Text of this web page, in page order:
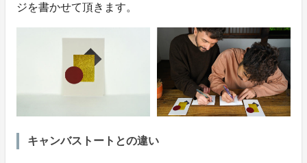
ジを書かせて頂きます。
キャンバストートとの違い